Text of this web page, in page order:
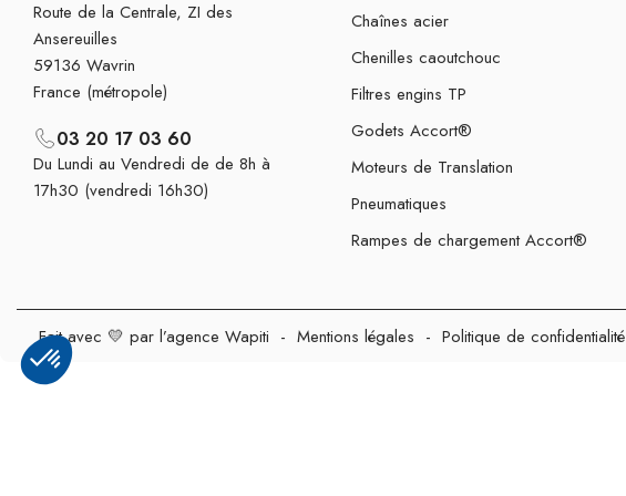
Route de la Centrale, ZI des
Ansereuilles
59136 Wavrin
France (métropole)
03 20 17 03 60
Du Lundi au Vendredi de de 8h à
17h30 (vendredi 16h30)
Chaînes acier
Chenilles caoutchouc
Filtres engins TP
Godets Accort®
Moteurs de Translation
Pneumatiques
Rampes de chargement Accort®
Fait avec 💛 par l’agence Wapiti - Mentions légales - Politique de confidentialité